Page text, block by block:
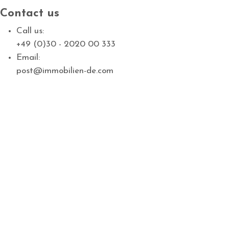
Contact us
Call us:
+49 (0)30 - 2020 00 333
Email:
post@immobilien-de.com